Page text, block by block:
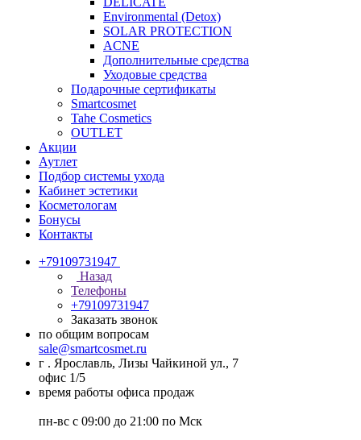
Environmental (Detox)
SOLAR PROTECTION
АCNE
Дополнительные средства
Уходовые средства
Подарочные сертификаты
Smartcosmet
Tahe Cosmetics
OUTLET
Акции
Аутлет
Подбор системы ухода
Кабинет эстетики
Косметологам
Бонусы
Контакты
+79109731947
Назад
Телефоны
+79109731947
Заказать звонок
по общим вопросам
sale@smartcosmet.ru
г . Ярославль, Лизы Чайкиной ул., 7
офис 1/5
время работы офиса продаж
пн-вс с 09:00 до 21:00 по Мск